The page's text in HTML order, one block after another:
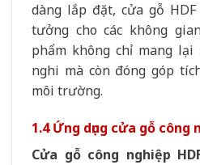
dàng lắp đặt, cửa gỗ
tưởng cho các không
phẩm không chỉ mang lại
nghi mà còn đóng góp
môi trường.
1.4 Ứng dụng cửa gỗ công
Cửa gỗ công nghiệp